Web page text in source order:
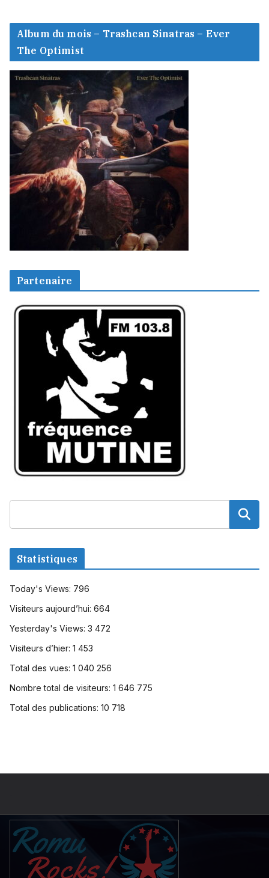
Album du mois – Trashcan Sinatras – Ever
The Optimist
Partenaire
Statistiques
Today's Views: 796
Visiteurs aujourd’hui: 664
Yesterday's Views: 3 472
Visiteurs d’hier: 1 453
Total des vues: 1 040 256
Nombre total de visiteurs: 1 646 775
Total des publications: 10 718